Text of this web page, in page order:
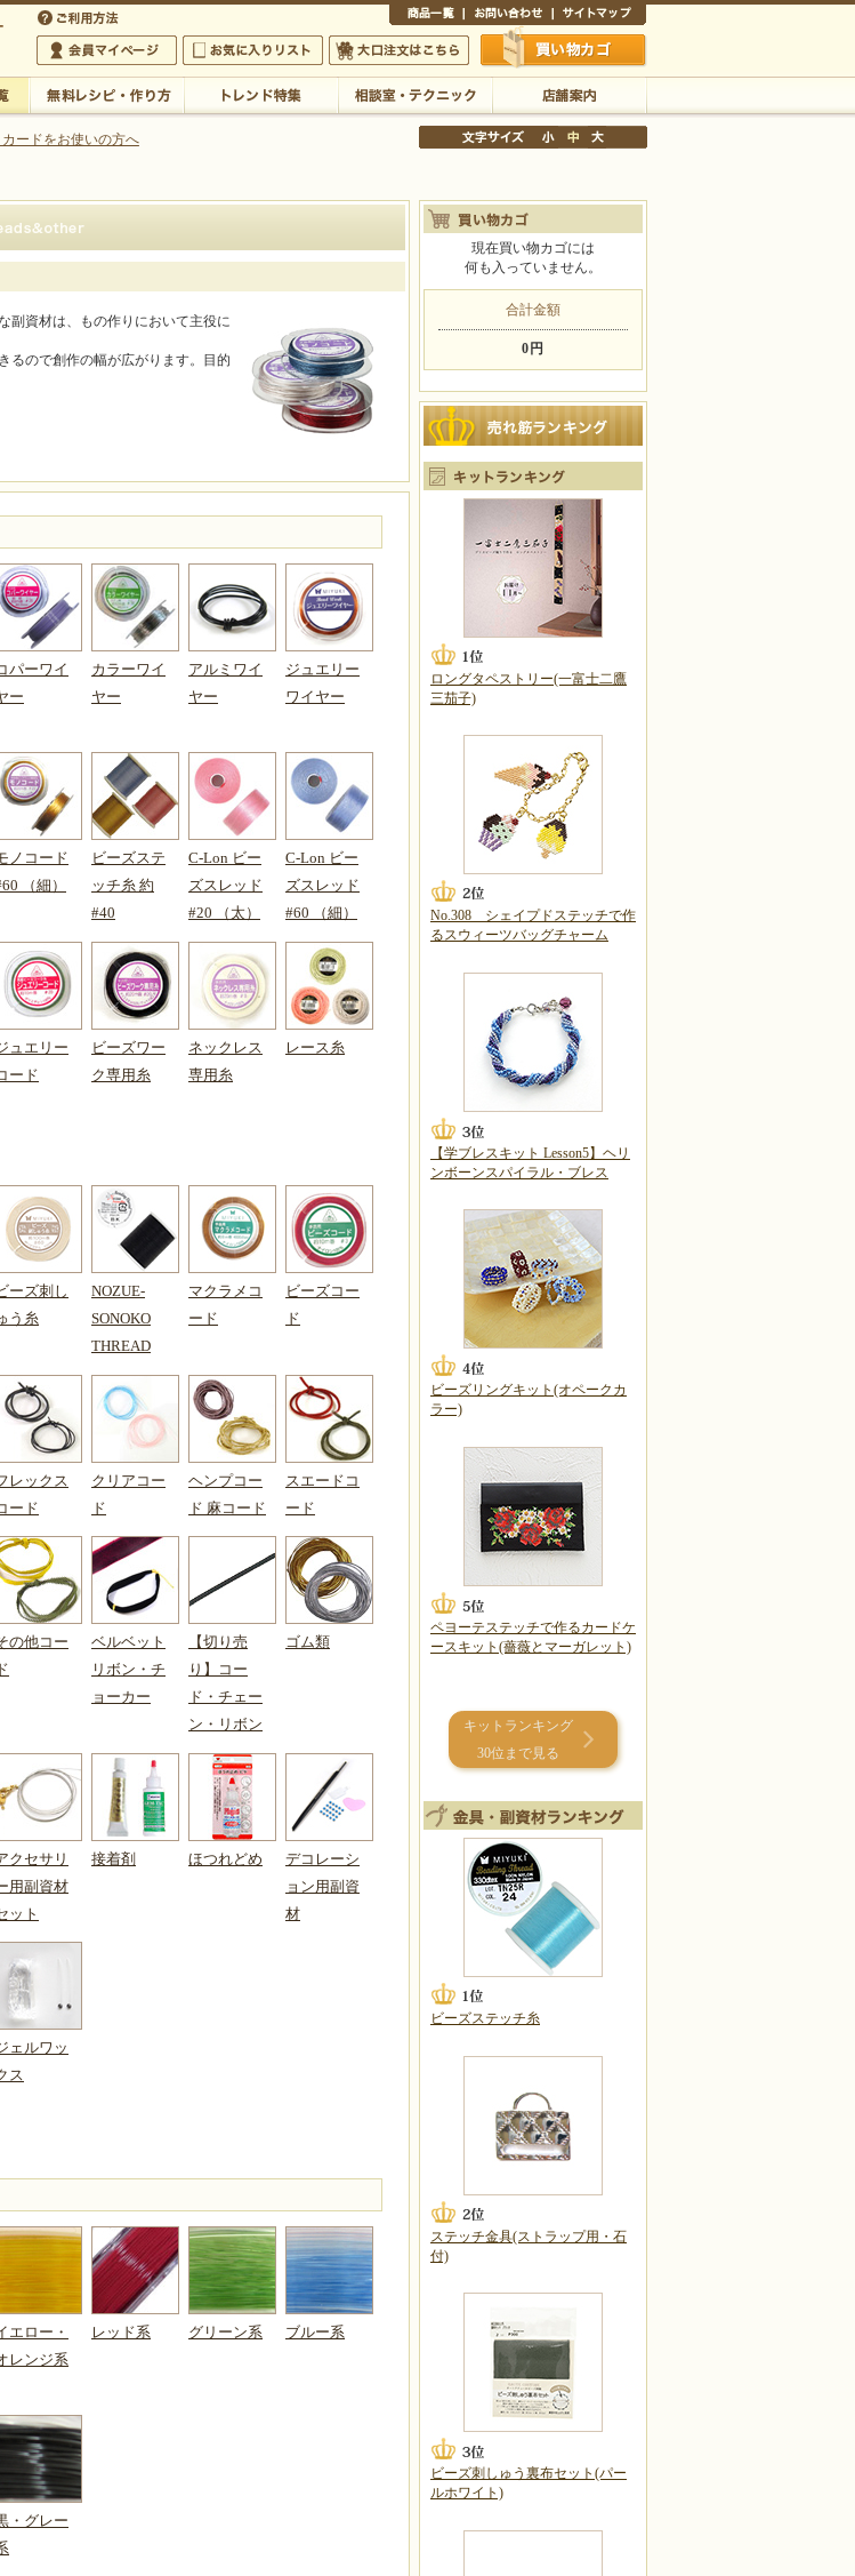
5,000円以上のご注文で送料は当店が負担いたします
は当店が負担いたします
会員マイページ
お気に入りリスト 大口注文はこちら 買い物かご
店舗案内
ードをお使いの方へ
副資材は、もの作りにおいて主役に
るので創作の幅が広がります。目的
パーワイ
ー
カラーワイ
ヤー
アルミワイ
ヤー
ジュエリー
ワイヤー
ノコード
（細）
ビーズステ
ッチ糸 約
#40
C-Lon ビー
ズスレッド
#20 （太）
C-Lon ビー
ズスレッド
#60 （細）
ュエリー
ード
ビーズワー
ク専用糸
ネックレス
専用糸
レース糸
ーズ刺し
う糸
NOZUE-
SONOKO
THREAD
マクラメコ
ード
ビーズコー
ド
レックス
ード
クリアコー
ド
ヘンプコー
ド 麻コード
スエードコ
ード
の他コー
ド
ベルベット
リボン・チ
ョーカー
【切り売
り】コー
ド・チェー
ン・リボン
ゴム類
クセサリ
用副資材
ット
接着剤 ほつれどめ
デコレーシ
ョン用副資
材
ェルワッ
ス
エロー・
レンジ系
レッド系 グリーン系 ブルー系
・グレー
現在買い物カゴには
何も入っていません。
合計金額
0円
ロングタペストリー(一富士二鷹
三茄子)
No.308 シェイプドステッチで作
るスウィーツバッグチャーム
【学ブレスキット Lesson5】ヘリ
ンボーンスパイラル・ブレス
ビーズリングキット(オペークカ
ラー)
ペヨーテステッチで作るカードケ
ースキット(薔薇とマーガレット)
キットランキング
30位まで見る
ビーズステッチ糸
ステッチ金具(ストラップ用・石
付)
ビーズ刺しゅう裏布セット(パー
ルホワイト)